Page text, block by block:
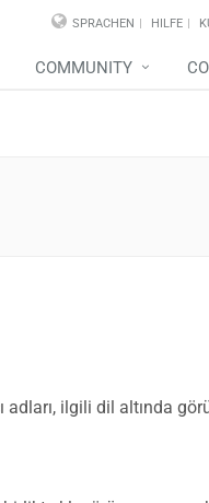
SPRACHEN HILFE
COMMUNITY
ilgili dil altında